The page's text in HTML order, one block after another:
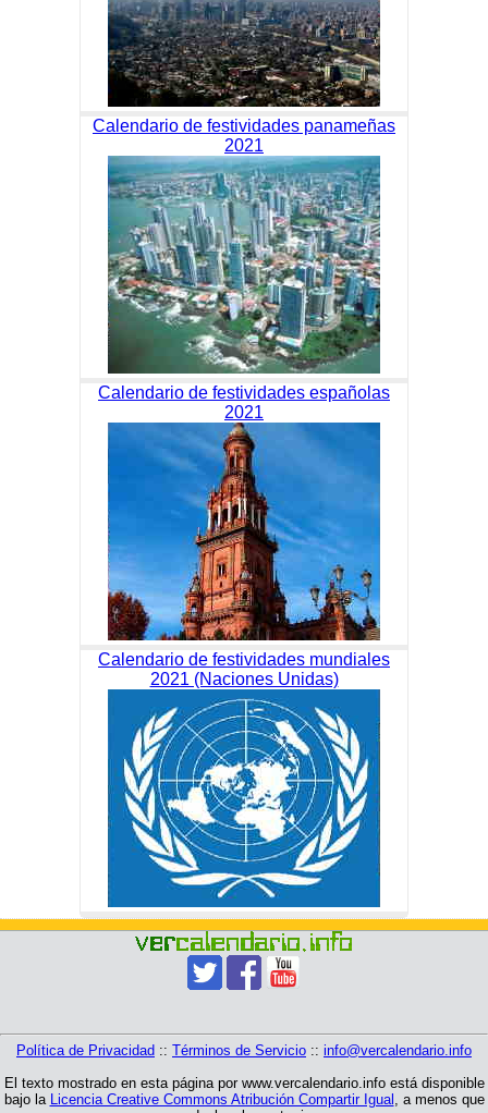
Calendario de festividades panameñas
2021
Calendario de festividades españolas
2021
Calendario de festividades mundiales
2021 (Naciones Unidas)
Política de Privacidad :: Términos de Servicio :: info@vercalendario.info
El texto mostrado en esta página por www.vercalendario.info está disponible
bajo la Licencia Creative Commons Atribución Compartir Igual , a menos que